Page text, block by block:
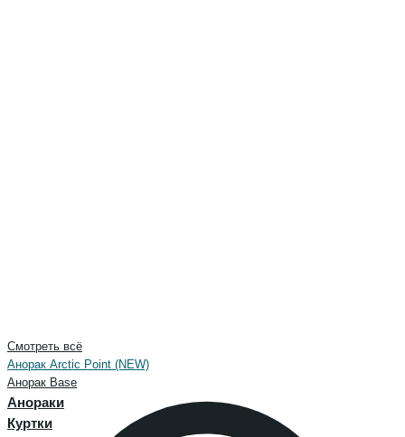
Смотреть всё
Анорак Arctic Point (NEW)
Анорак Base
Анораки
Куртки